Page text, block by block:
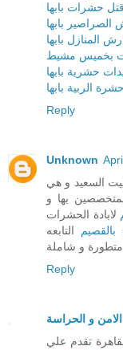
حشرات بابها
بابها
المنازل بابها
بخميس مشيط
حشرية بابها
الربية بابها
Reply
Unknown
السعيد و هي
بها و
لابادة الحشرات
التابعه
و شاملة
Reply
و الحراسة
تقدم علي